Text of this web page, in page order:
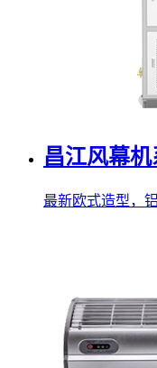
昌江风幕机
最新欧式造型，